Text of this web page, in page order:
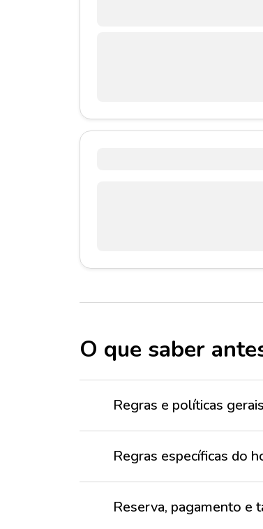
O que saber
Regras e políticas
Regras específicas do
Reserva, pagamento e